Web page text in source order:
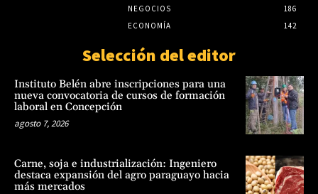
NEGOCIOS
186
ECONOMÍA
142
Selección del editor
Instituto Belén abre inscripciones para una
nueva convocatoria de cursos de formación
laboral en Concepción
agosto 7, 2026
Carne, soja e industrialización: Ingeniero
destaca expansión del agro paraguayo hacia
más mercados